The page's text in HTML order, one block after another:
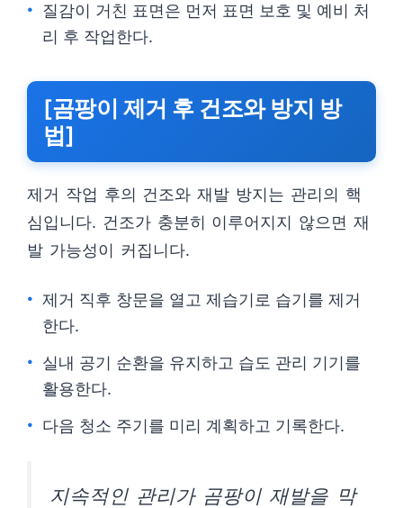
질감이 거친 표면은 먼저 표면 보호 및 예비 처
리 후 작업한다.
[곰팡이 제거 후 건조와 방지 방
법]
제거 작업 후의 건조와 재발 방지는 관리의 핵
심입니다. 건조가 충분히 이루어지지 않으면 재
발 가능성이 커집니다.
제거 직후 창문을 열고 제습기로 습기를 제거
한다.
실내 공기 순환을 유지하고 습도 관리 기기를
활용한다.
다음 청소 주기를 미리 계획하고 기록한다.
지속적인 관리가 곰팡이 재발을 막